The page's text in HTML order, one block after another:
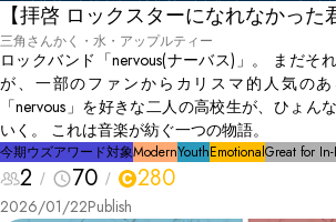
【拝啓 ロックスターになれなかった
三角さんかく・水・アップルティー
ロックバンド「nervous(ナーバス)」。 まだそ
が、一部のファンからカリスマ的人気の
「nervous」を好きな二人の高校生が、ひょん
いく。 これは音楽が紡ぐ一つの物語。
今期ウズアワード対象ModernYouthEmotionalGreat for
2 70 280
2026/01/22Publish